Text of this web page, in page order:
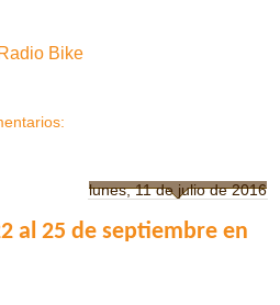
Bike
lunes, 11 de julio de 2016
al 25 de septiembre en